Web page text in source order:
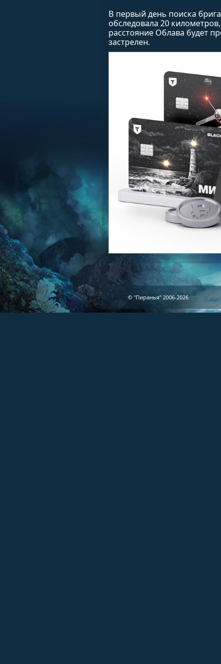
В первый день поиска
обследовала 20
расстояние Облава будет
застрелен.
© "Пиранья" 2006-2026